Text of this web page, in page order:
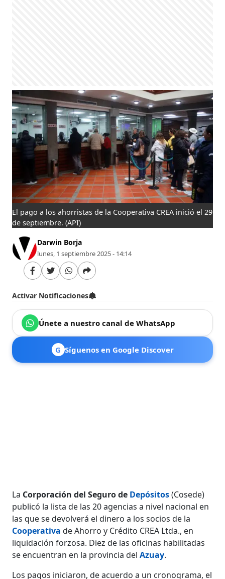
El pago a los ahorristas de la Cooperativa CREA inició el 29
de septiembre. (API)
Darwin Borja
lunes, 1 septiembre 2025 - 14:14
Activar Notificaciones
Únete a nuestro canal de WhatsApp
G Síguenos en Google Discover
La Corporación del Seguro de Depósitos(Cosede)
publicó la lista de las 20 agencias a nivel nacional en
las que se devolverá el dinero a los socios de la
Cooperativa de Ahorro y Crédito CREA Ltda., en
liquidación forzosa. Diez de las oficinas habilitadas
se encuentran en la provincia delAzuay.
Los pagos iniciaron, de acuerdo a un cronograma, el